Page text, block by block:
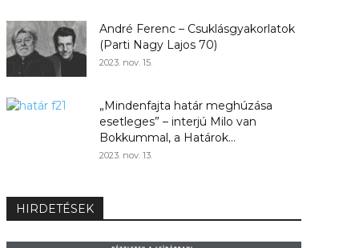
André Ferenc – Csuklásgyakorlatok
(Parti Nagy Lajos 70)
2023. nov. 15.
„Mindenfajta határ meghúzása
esetleges” – interjú Milo van
Bokkummal, a Határok...
2023. nov. 13.
HIRDETÉSEK